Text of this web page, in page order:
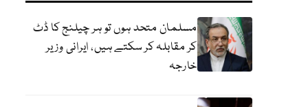
مسلمان متحد ہوں تو ہر چیلنج کا ڈٹ
کر مقابلہ کر سکتے ہیں، ایرانی وزیر
خارجہ